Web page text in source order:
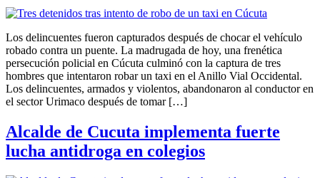
Los delincuentes fueron capturados después de chocar el vehículo
robado contra un puente. La madrugada de hoy, una frenética
persecución policial en Cúcuta culminó con la captura de tres
hombres que intentaron robar un taxi en el Anillo Vial Occidental.
Los delincuentes, armados y violentos, abandonaron al conductor en
el sector Urimaco después de tomar […]
Alcalde de Cucuta implementa fuerte
lucha antidroga en colegios